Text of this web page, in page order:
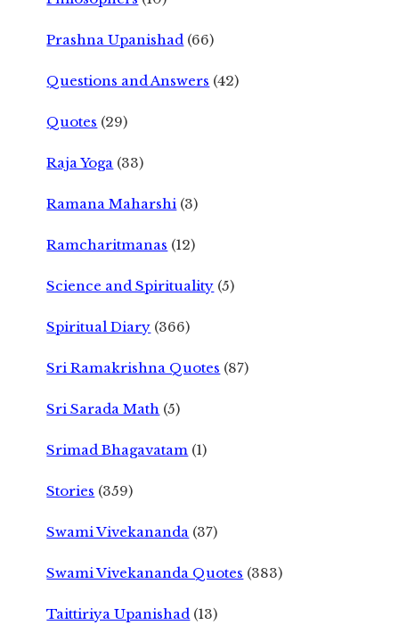
Prashna Upanishad (66)
Questions and Answers (42)
Quotes (29)
Raja Yoga (33)
Ramana Maharshi (3)
Ramcharitmanas (12)
Science and Spirituality (5)
Spiritual Diary (366)
Sri Ramakrishna Quotes (87)
Sri Sarada Math (5)
Srimad Bhagavatam (1)
Stories (359)
Swami Vivekananda (37)
Swami Vivekananda Quotes (383)
Taittiriya Upanishad (13)